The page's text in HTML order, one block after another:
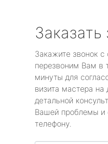
Заказать
Закажите звонок
перезвоним Вам в
минуты для
визита мастера
детальной
Вашей проблемы и
телефону.